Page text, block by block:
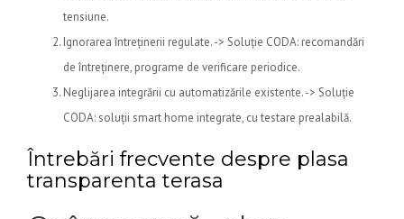
tensiune.
Ignorarea întreținerii regulate. -> Soluție CODA: recomandări
de întreținere, programe de verificare periodice.
Neglijarea integrării cu automatizările existente. -> Soluție
CODA: soluții smart home integrate, cu testare prealabilă.
Întrebări frecvente despre plasa
transparenta terasa